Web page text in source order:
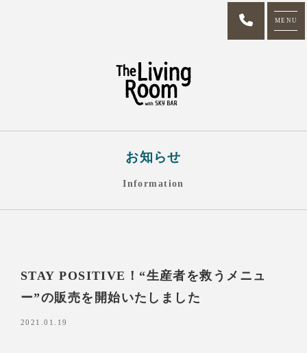
MENU
お知らせ
Information
STAY POSITIVE！“生産者を救うメニュ
ー”の販売を開始いたしました
2021.01.19